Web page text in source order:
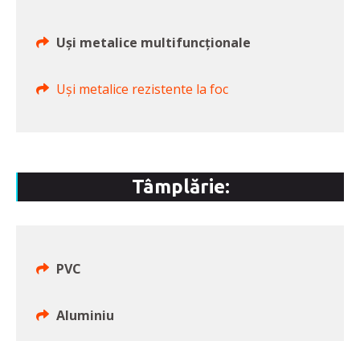
Uși metalice multifuncționale
Uși metalice rezistente la foc
Tâmplărie:
PVC
Aluminiu